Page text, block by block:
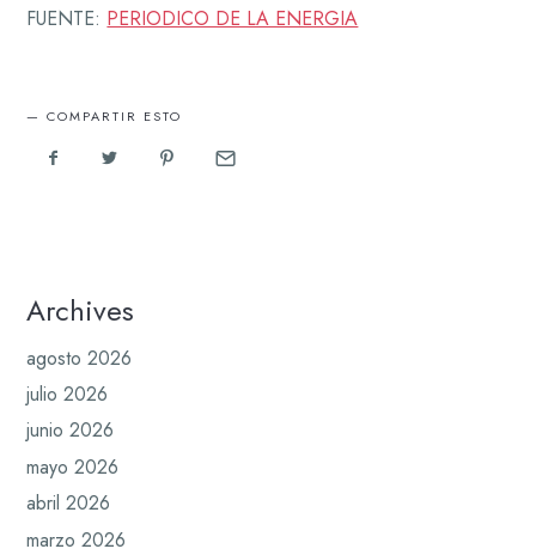
FUENTE: PERIODICO DE LA ENERGIA
COMPARTIR ESTO
Archives
agosto 2026
julio 2026
junio 2026
mayo 2026
abril 2026
marzo 2026